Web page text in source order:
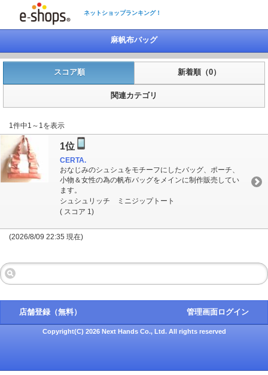
ネットショップランキング！
麻帆布バッグ
スコア順 新着順（0）
関連カテゴリ
1件中1～1を表示
1位
CERTA.
おなじみのシュシュをモチーフにしたバッグ、ポーチ、
小物＆女性の為の帆布バッグをメインに制作販売してい
ます。
シュシュリッチ ミニジップトート
( スコア 1)
(2026/8/09 22:35 現在)
店舗登録（無料） 管理画面ログイン
Copyright(C) 2026 Next Hands Co., Ltd. All rights reserved